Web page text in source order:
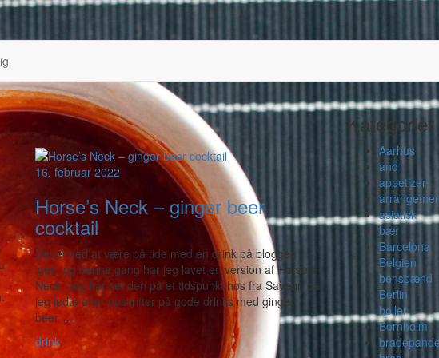
16. februar 2022
Horse’s Neck – ginger beer
cocktail
Det er ved at være på tide med en drink på bloggen
igen, og denne gang har jeg lavet en version af Horse’s
Neck. Jeg har set den på et tidspunkt hos fra Saveur, da
jeg ledte efter opskrifter på gode drinks med ginger
beer. …
drink
Kategorier
Aarhus
and
appetizer
asiatisk
bær
Barcelona
Belgien
benspænd
Berlin
boller
Bornholm
bradepande